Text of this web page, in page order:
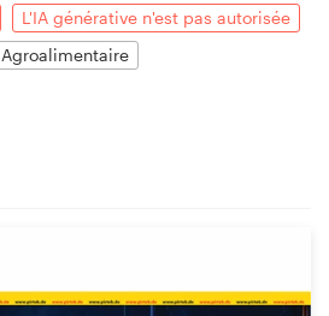
L'IA générative n'est pas autorisée
Agroalimentaire